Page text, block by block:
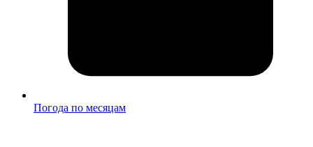
Погода по месяцам